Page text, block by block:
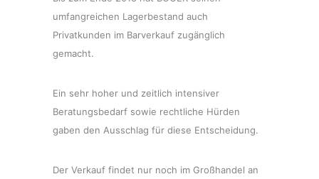
umfangreichen Lagerbestand auch
Privatkunden im Barverkauf zugänglich
gemacht.
Ein sehr hoher und zeitlich intensiver
Beratungsbedarf sowie rechtliche Hürden
gaben den Ausschlag für diese Entscheidung.
Der Verkauf findet nur noch im Großhandel an